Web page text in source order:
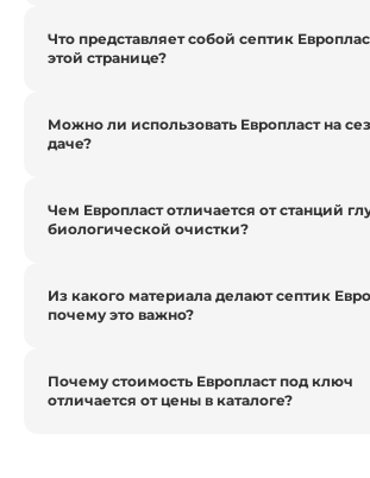
Что представляет собой септик
этой странице?
Можно ли использовать Европласт на
даче?
Чем Европласт отличается от станций
биологической очистки?
Из какого материала делают септик
почему это важно?
Почему стоимость Европласт под ключ
отличается от цены в каталоге?